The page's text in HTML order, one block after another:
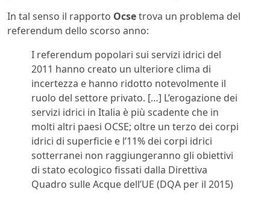
In tal senso il rapporto Ocsetrova un problema del
referendum dello scorso anno:
I referendum popolari sui servizi idrici del
2011 hanno creato un ulteriore clima di
incertezza e hanno ridotto notevolmente il
ruolo del settore privato. […] L’erogazione dei
servizi idrici in Italia è più scadente che in
molti altri paesi OCSE; oltre un terzo dei corpi
idrici di superficie e l’11% dei corpi idrici
sotterranei non raggiungeranno gli obiettivi
di stato ecologico fissati dalla Direttiva
Quadro sulle Acque dell’UE (DQA per il 2015)